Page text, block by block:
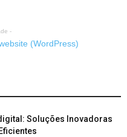
-
Soluções Inovadoras